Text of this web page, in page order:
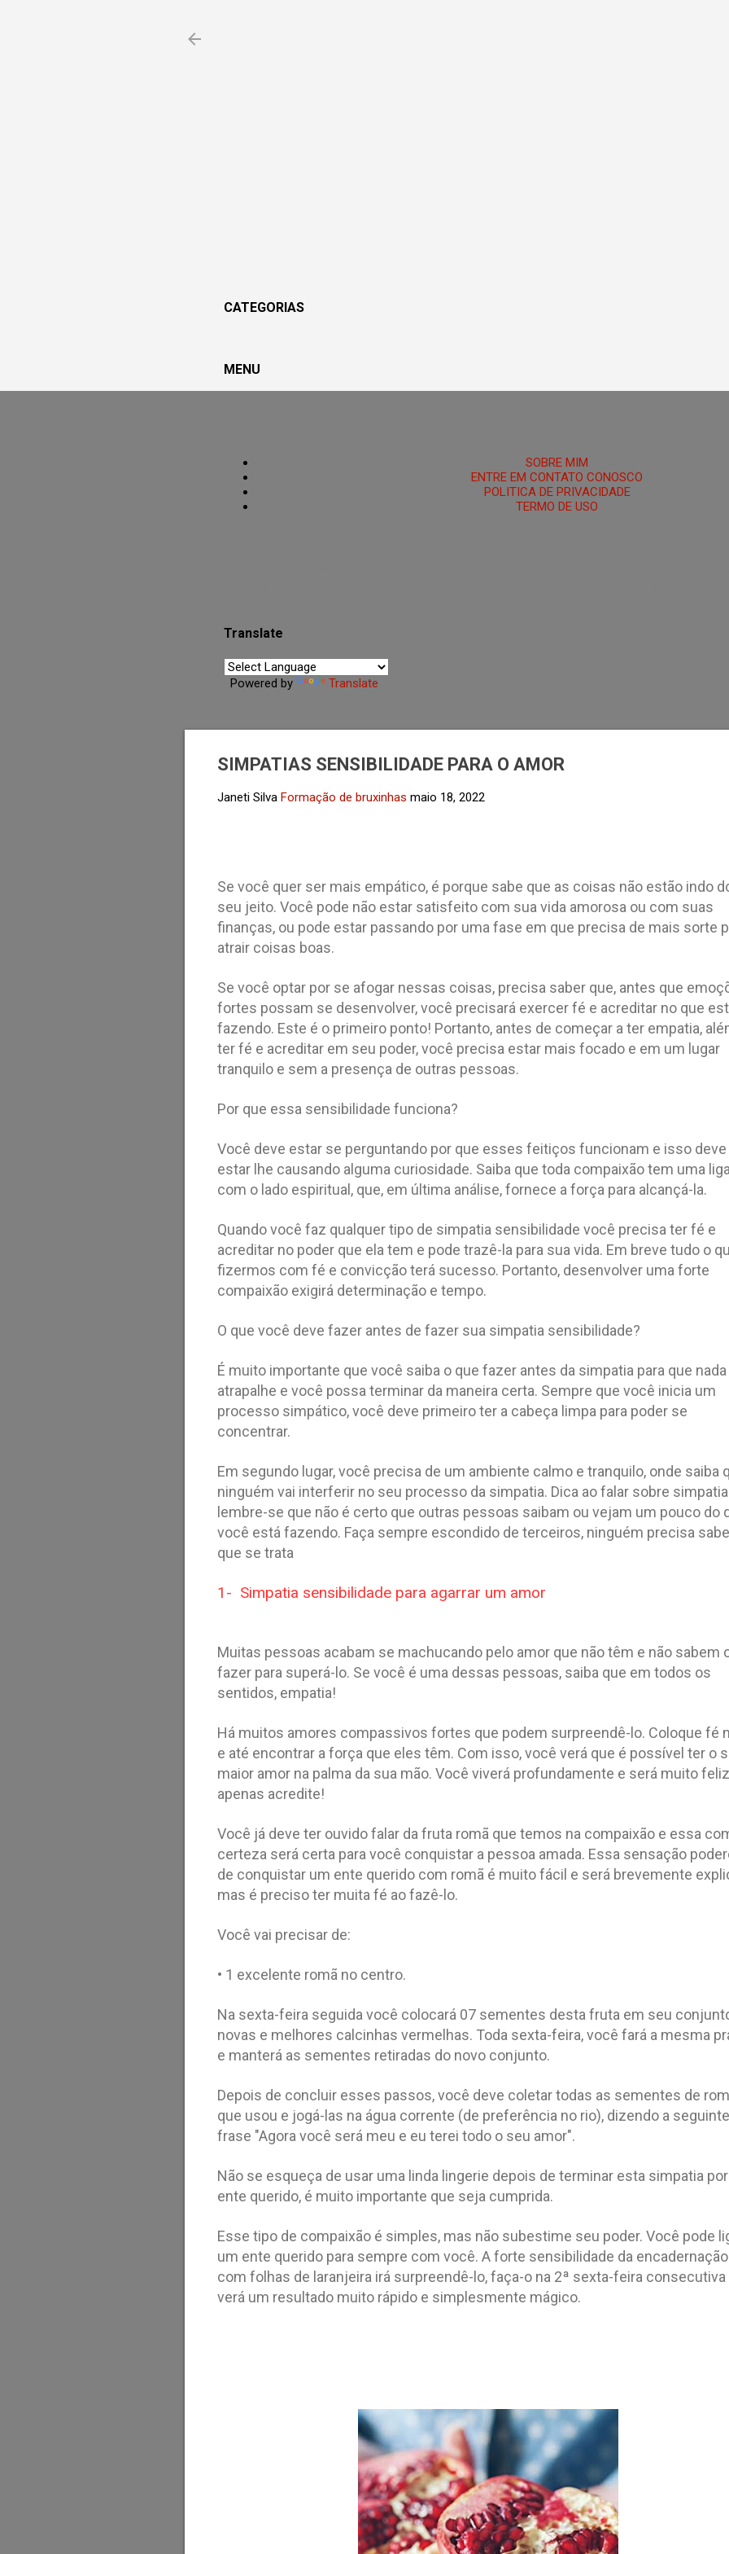
CATEGORIAS
MENU
SOBRE MIM
ENTRE EM CONTATO CONOSCO
POLITICA DE PRIVACIDADE
TERMO DE USO
Translate
Powered by Translate
SIMPATIAS SENSIBILIDADE PARA O AMOR
Janeti Silva Formação de bruxinhas maio 18, 2022
Se você quer ser mais empático, é porque sabe que as coisas não estão indo
seu jeito. Você pode não estar satisfeito com sua vida amorosa ou com suas
finanças, ou pode estar passando por uma fase em que precisa de mais sorte
atrair coisas boas.
Se você optar por se afogar nessas coisas, precisa saber que, antes que
fortes possam se desenvolver, você precisará exercer fé e acreditar no que
fazendo. Este é o primeiro ponto! Portanto, antes de começar a ter empatia,
ter fé e acreditar em seu poder, você precisa estar mais focado e em um lugar
tranquilo e sem a presença de outras pessoas.
Por que essa sensibilidade funciona?
Você deve estar se perguntando por que esses feitiços funcionam e isso deve
estar lhe causando alguma curiosidade. Saiba que toda compaixão tem uma
com o lado espiritual, que, em última análise, fornece a força para alcançá-la.
Quando você faz qualquer tipo de simpatia sensibilidade você precisa ter fé e
acreditar no poder que ela tem e pode trazê-la para sua vida. Em breve tudo o
fizermos com fé e convicção terá sucesso. Portanto, desenvolver uma forte
compaixão exigirá determinação e tempo.
O que você deve fazer antes de fazer sua simpatia sensibilidade?
É muito importante que você saiba o que fazer antes da simpatia para que nada
atrapalhe e você possa terminar da maneira certa. Sempre que você inicia um
processo simpático, você deve primeiro ter a cabeça limpa para poder se
concentrar.
Em segundo lugar, você precisa de um ambiente calmo e tranquilo, onde saiba
ninguém vai interferir no seu processo da simpatia. Dica ao falar sobre simpatia
lembre-se que não é certo que outras pessoas saibam ou vejam um pouco do
você está fazendo. Faça sempre escondido de terceiros, ninguém precisa
que se trata
1- Simpatia sensibilidade para agarrar um amor
Muitas pessoas acabam se machucando pelo amor que não têm e não sabem
fazer para superá-lo. Se você é uma dessas pessoas, saiba que em todos os
sentidos, empatia!
Há muitos amores compassivos fortes que podem surpreendê-lo. Coloque fé
e até encontrar a força que eles têm. Com isso, você verá que é possível ter o
maior amor na palma da sua mão. Você viverá profundamente e será muito
apenas acredite!
Você já deve ter ouvido falar da fruta romã que temos na compaixão e essa
certeza será certa para você conquistar a pessoa amada. Essa sensação
de conquistar um ente querido com romã é muito fácil e será brevemente
mas é preciso ter muita fé ao fazê-lo.
Você vai precisar de:
• 1 excelente romã no centro.
Na sexta-feira seguida você colocará 07 sementes desta fruta em seu
novas e melhores calcinhas vermelhas. Toda sexta-feira, você fará a mesma
e manterá as sementes retiradas do novo conjunto.
Depois de concluir esses passos, você deve coletar todas as sementes de
que usou e jogá-las na água corrente (de preferência no rio), dizendo a seguinte
frase "Agora você será meu e eu terei todo o seu amor".
Não se esqueça de usar uma linda lingerie depois de terminar esta simpatia
ente querido, é muito importante que seja cumprida.
Esse tipo de compaixão é simples, mas não subestime seu poder. Você pode
um ente querido para sempre com você. A forte sensibilidade da encadernação
com folhas de laranjeira irá surpreendê-lo, faça-o na 2ª sexta-feira consecutiva
verá um resultado muito rápido e simplesmente mágico.